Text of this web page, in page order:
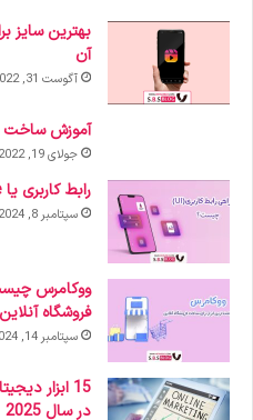
آن
آگوست 31, 2022
آموزش ساخت
جولای 19, 2022
رابط کاربری یا User Interface چیست؟
سپتامبر 8, 2024
ووکامرس
فروشگاه آنلاین
سپتامبر 14, 2024
15 ابزار
در سال 2025